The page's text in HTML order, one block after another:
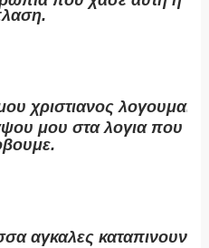
χριστιανος λογουμαι...
μου στα λογια που
αγκαλες καταπινουν...